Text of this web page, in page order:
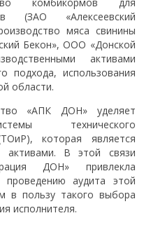
(ЗАО «Алексеевский
мяса свинины
Бекон», ООО «Донской
активами
подхода, использования
области.
«АПК ДОН» уделяет
технического
которая является
активами. В этой связи
ДОН» привлекла
аудита этой
в пользу такого выбора
исполнителя.